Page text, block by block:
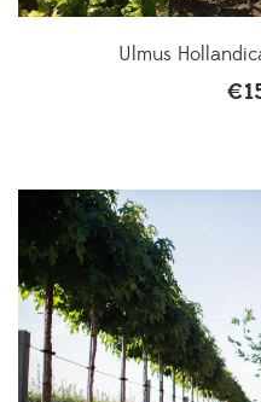
Ulmus
€